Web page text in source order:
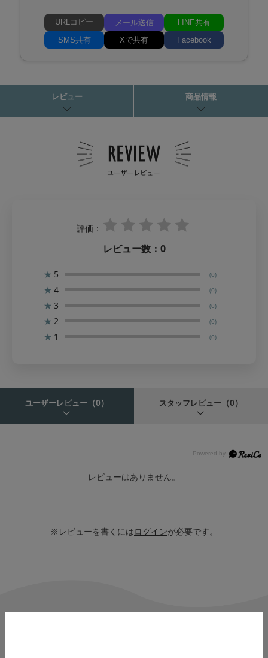
URLコピー メール送信
LINE共有
SMS共有
Xで共有 Facebook
レビュー 商品情報
評価：
レビュー数： 0
★ 5 (0)
★ 4 (0)
★ 3 (0)
★ 2 (0)
★ 1 (0)
ユーザーレビュー （0） スタッフレビュー （0）
レビューはありません。
※レビューを書くにはログインが必要です。